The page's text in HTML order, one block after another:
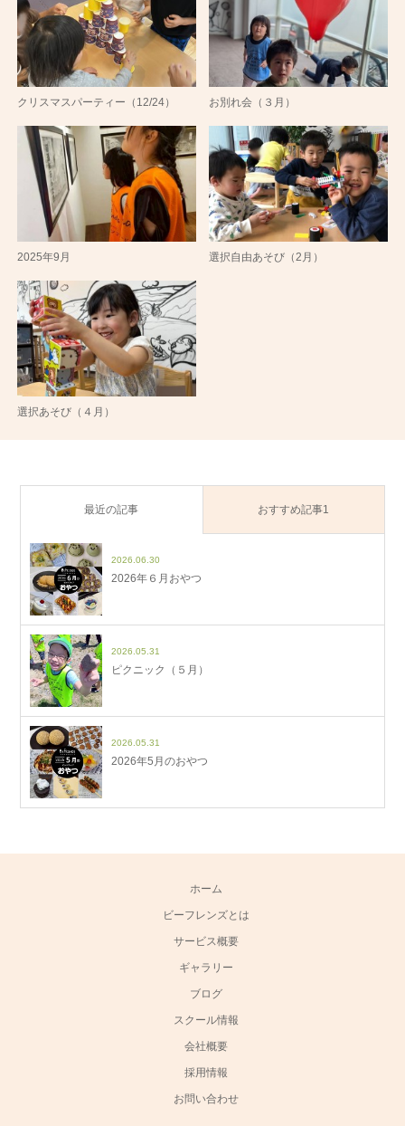
クリスマスパーティー（12/24） お別れ会（３月）
2025年9月 選択自由あそび（2月）
選択あそび（４月）
最近の記事 おすすめ記事1
2026.06.30
2026年６月おやつ
2026.05.31
ピクニック（５月）
2026.05.31
2026年5月のおやつ
ホーム
ビーフレンズとは
サービス概要
ギャラリー
ブログ
スクール情報
会社概要
採用情報
お問い合わせ